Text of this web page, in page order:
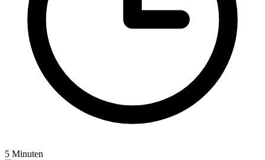
5 Minuten